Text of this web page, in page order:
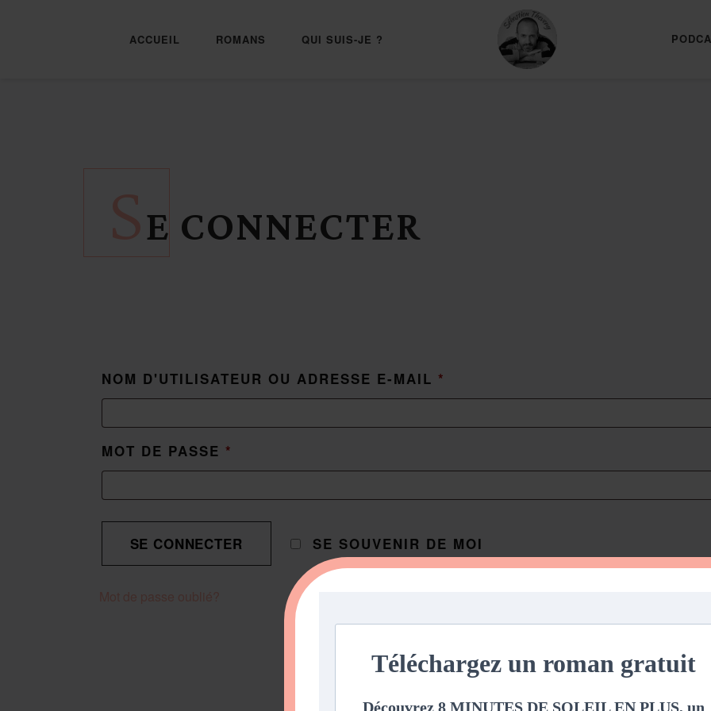
ACCUEIL ROMANS QUI SUIS-JE ?
E CONNECTER
NOM D'UTILISATEUR OU ADRESSE E-MAIL *
MOT DE PASSE *
SE SOUVENIR DE MOI